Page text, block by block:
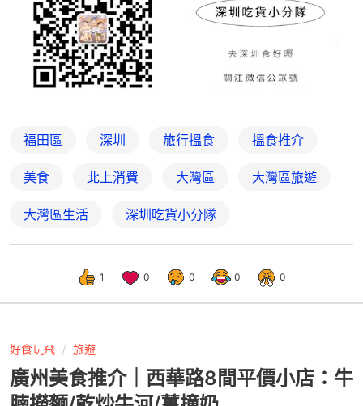
福田區 深圳 旅行搵食 搵食推介
美食 北上消費 大灣區 大灣區旅遊
大灣區生活 深圳吃貨小分隊
1 0 0 0 0
好食玩飛 旅遊
廣州美食推介｜西華路8間平價小店：牛